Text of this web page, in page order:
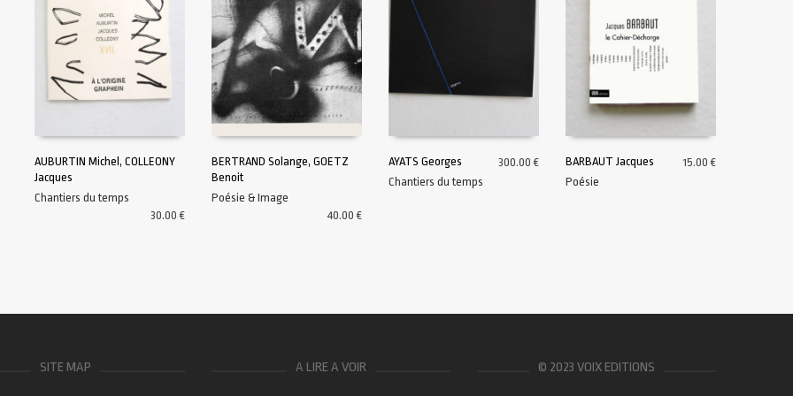
AUBURTIN Michel, COLLEONY
Jacques
Chantiers du temps
30.00€
BERTRAND Solange, GOETZ
Benoit
Poésie & Image
40.00€
AJOUTER AU PANIER
AYATS Georges
Chantiers du temps
300.00€
BARBAUT Jacques
Poésie
15.00€
SITE MAP A LIRE A VOIR © 2023 VOIX EDITIONS